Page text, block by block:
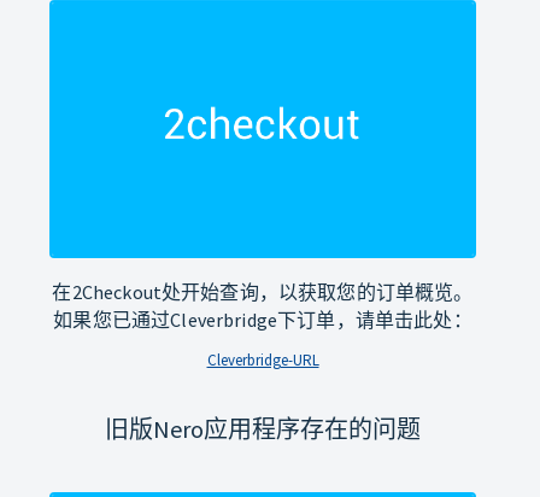
在2Checkout处开始查询，以获取您的订单概览。
如果您已通过Cleverbridge下订单，请单击此处：
Cleverbridge-URL
旧版Nero应用程序存在的问题